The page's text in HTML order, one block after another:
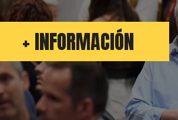
+ INFORMACIÓN